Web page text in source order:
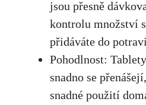
jsou přesně
kontrolu množství
přidáváte do
Pohodlnost:
snadno se
snadné ​použití